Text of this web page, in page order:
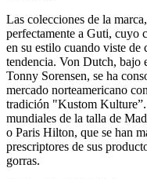
Las colecciones de la
perfectamente a Guti, cuyo
en su estilo cuando viste de
tendencia. Von Dutch, bajo
Tonny Sorensen, se ha
mercado norteamericano
tradición "Kustom Kulture”.
mundiales de la talla de
o Paris Hilton, que se han
prescriptores de sus
gorras.